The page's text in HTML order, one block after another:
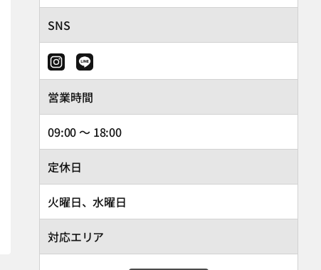
SNS
営業時間
09:00 ～ 18:00
定休日
火曜日、水曜日
対応エリア